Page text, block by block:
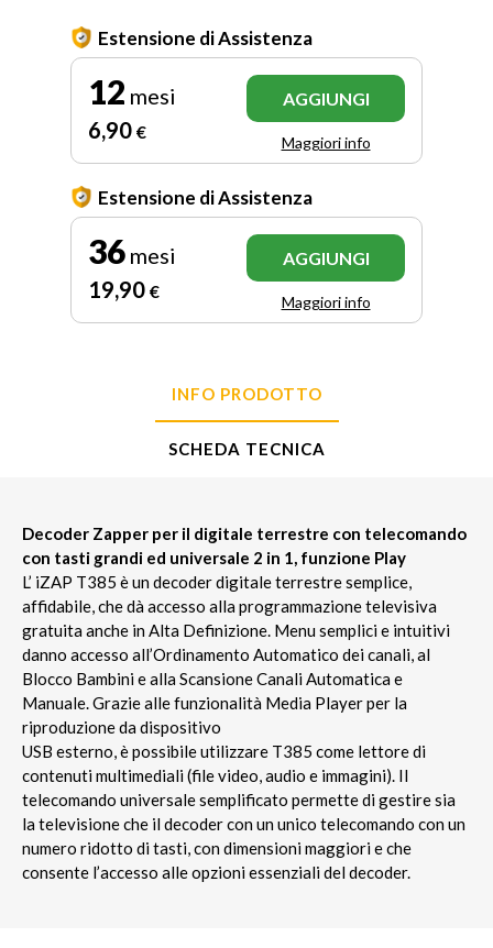
Estensione di Assistenza
12 mesi
6,90 €
AGGIUNGI
Maggiori info
Estensione di Assistenza
36 mesi
19,90 €
AGGIUNGI
Maggiori info
INFO PRODOTTO
SCHEDA TECNICA
Decoder Zapper per il digitale terrestre con telecomando
con tasti grandi ed universale 2 in 1, funzione Play
L’ iZAP T385 è un decoder digitale terrestre semplice,
affidabile, che dà accesso alla programmazione televisiva
gratuita anche in Alta Definizione. Menu semplici e intuitivi
danno accesso all’Ordinamento Automatico dei canali, al
Blocco Bambini e alla Scansione Canali Automatica e
Manuale. Grazie alle funzionalità Media Player per la
riproduzione da dispositivo
USB esterno, è possibile utilizzare T385 come lettore di
contenuti multimediali (file video, audio e immagini). Il
telecomando universale semplificato permette di gestire sia
la televisione che il decoder con un unico telecomando con un
numero ridotto di tasti, con dimensioni maggiori e che
consente l’accesso alle opzioni essenziali del decoder.